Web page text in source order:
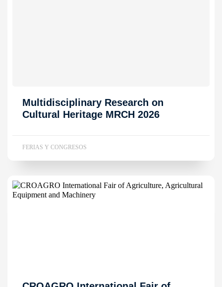
Multidisciplinary Research on
Cultural Heritage MRCH 2026
FERIAS Y CONGRESOS